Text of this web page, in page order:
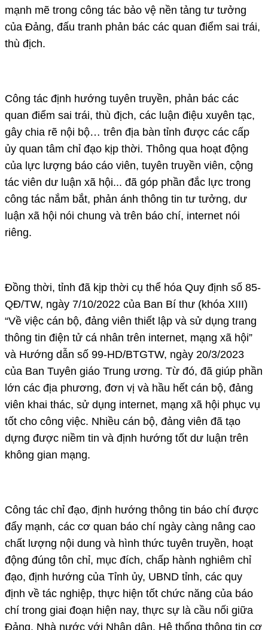
mạnh mẽ trong công tác bảo vệ nền tảng tư tưởng
của Đảng, đấu tranh phản bác các quan điểm sai trái,
thù địch.
Công tác định hướng tuyên truyền, phản bác các
quan điểm sai trái, thù địch, các luận điệu xuyên tạc,
gây chia rẽ nội bộ… trên địa bàn tỉnh được các cấp
ủy quan tâm chỉ đạo kịp thời. Thông qua hoạt động
của lực lượng báo cáo viên, tuyên truyền viên, cộng
tác viên dư luận xã hội... đã góp phần đắc lực trong
công tác nắm bắt, phản ánh thông tin tư tưởng, dư
luận xã hội nói chung và trên báo chí, internet nói
riêng.
Đồng thời, tỉnh đã kịp thời cụ thể hóa Quy định số 85-
QĐ/TW, ngày 7/10/2022 của Ban Bí thư (khóa XIII)
“Về việc cán bộ, đảng viên thiết lập và sử dụng trang
thông tin điện tử cá nhân trên internet, mạng xã hội”
và Hướng dẫn số 99-HD/BTGTW, ngày 20/3/2023
của Ban Tuyên giáo Trung ương. Từ đó, đã giúp phần
lớn các địa phương, đơn vị và hầu hết cán bộ, đảng
viên khai thác, sử dụng internet, mạng xã hội phục vụ
tốt cho công việc. Nhiều cán bộ, đảng viên đã tạo
dựng được niềm tin và định hướng tốt dư luận trên
không gian mạng.
Công tác chỉ đạo, định hướng thông tin báo chí được
đẩy mạnh, các cơ quan báo chí ngày càng nâng cao
chất lượng nội dung và hình thức tuyên truyền, hoạt
động đúng tôn chỉ, mục đích, chấp hành nghiêm chỉ
đạo, định hướng của Tỉnh ủy, UBND tỉnh, các quy
định về tác nghiệp, thực hiện tốt chức năng của báo
chí trong giai đoạn hiện nay, thực sự là cầu nối giữa
Đảng, Nhà nước với Nhân dân. Hệ thống thông tin cơ